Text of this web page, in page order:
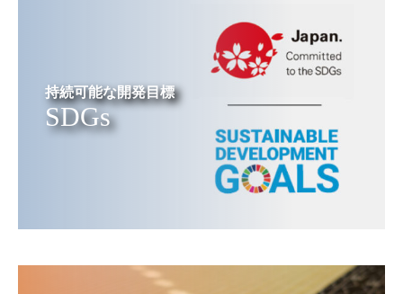
持続可能な開発目標
SDGs